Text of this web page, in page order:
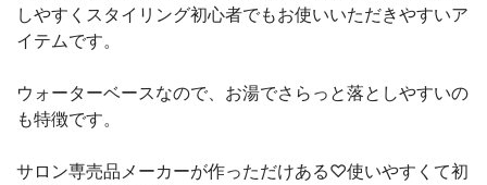
しやすくスタイリング初心者でもお使いいただきやすいア
イテムです。
ウォーターベースなので、お湯でさらっと落としやすいの
も特徴です。
サロン専売品メーカーが作っただけある♡使いやすくて初